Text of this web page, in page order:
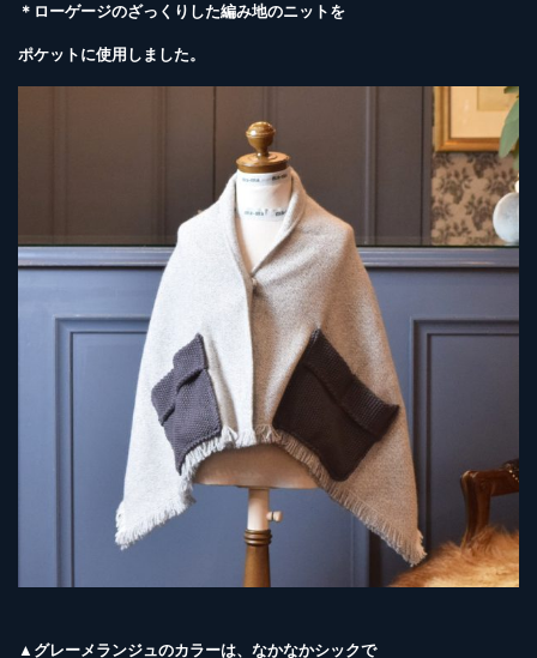
＊ローゲージのざっくりした編み地のニットを
ポケットに使用しました。
▲グレーメランジュのカラーは、なかなかシックで